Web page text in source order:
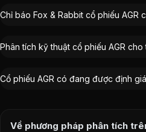
Chỉ báo Fox & Rabbit cổ phiếu AGR
Phân tích kỹ thuật cổ phiếu AGR cho
Cổ phiếu AGR có đang được định
Về phương pháp phân tích